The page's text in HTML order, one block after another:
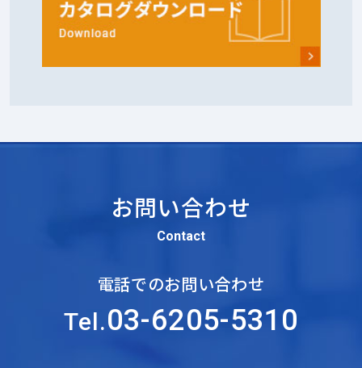
お問い合わせ
Contact
電話でのお問い合わせ
Tel.03-6205-5310